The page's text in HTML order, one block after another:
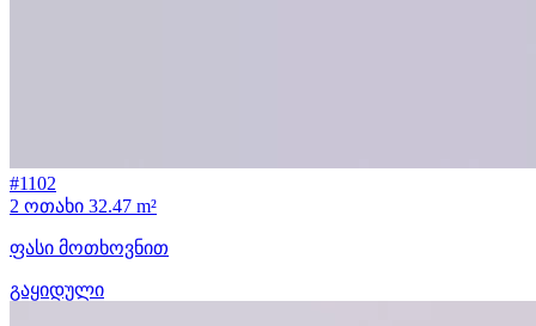
#1102
2 ოთახი 32.47 m²
ფასი მოთხოვნით
გაყიდული